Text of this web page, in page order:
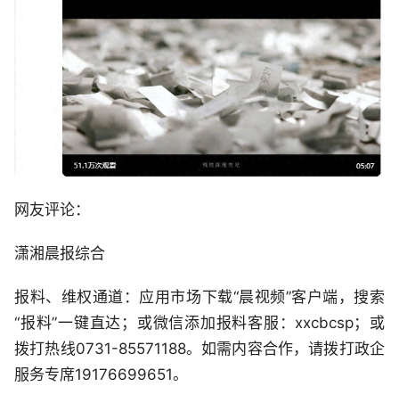
网友评论：
潇湘晨报综合
报料、维权通道：应用市场下载“晨视频”客户端，搜索
“报料”一键直达；或微信添加报料客服：xxcbcsp；或
拨打热线0731-85571188。如需内容合作，请拨打政企
服务专席19176699651。